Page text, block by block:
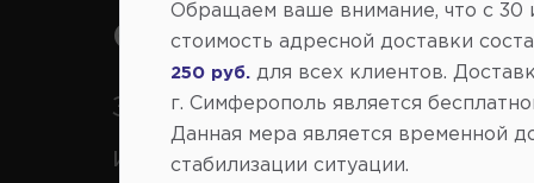
Справочный центр:
Заказ шин, дисков,
иномарки
Обращаем ваше внимание, что c 30
стоимость адресной доставки
250 руб. для всех клиентов.
г. Симферополь является
Данная мера является временной
стабилизации ситуации.